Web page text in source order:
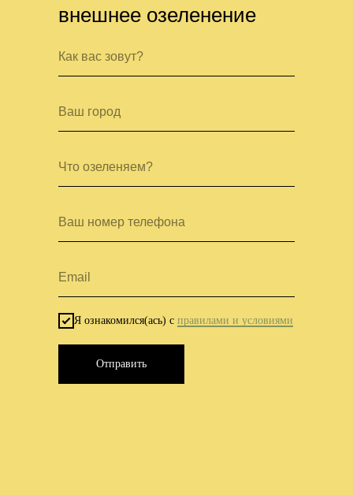
Я ознакомился(ась) с правилами и условиями
Отправить
внешнее озеленение